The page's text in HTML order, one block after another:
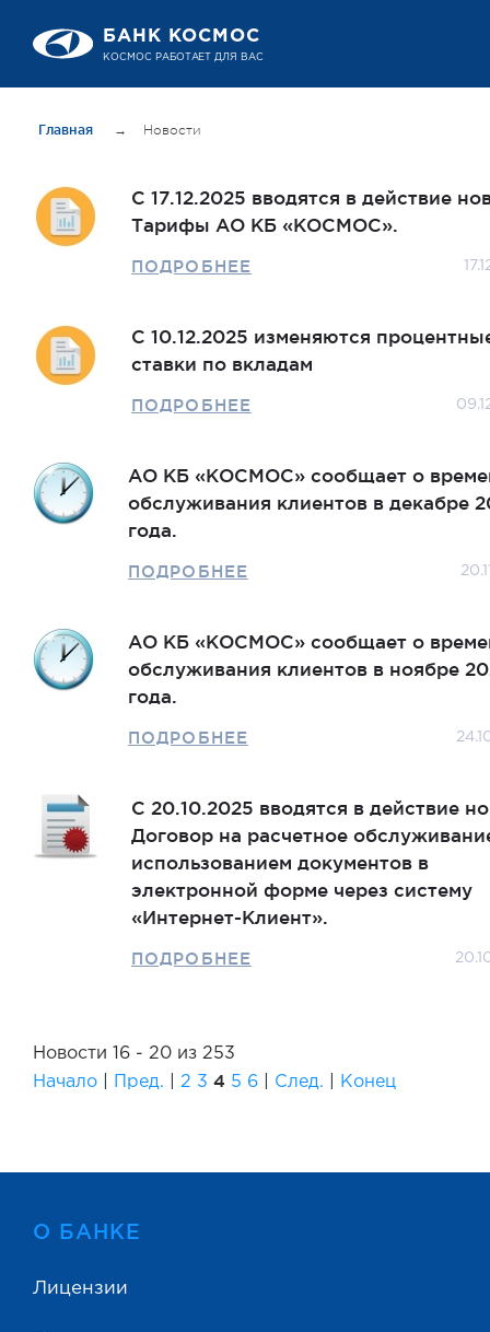
БАНК КОСМОС
Главная → Новости
С 17.12.2025 вводятся в действие
Тарифы АО КБ «КОСМОС».
ПОДРОБНЕЕ
С 10.12.2025 изменяются
ставки по вкладам
ПОДРОБНЕЕ
АО КБ «КОСМОС» сообщает о
обслуживания клиентов в декабре
года.
ПОДРОБНЕЕ
АО КБ «КОСМОС» сообщает о
обслуживания клиентов в ноябре
года.
ПОДРОБНЕЕ
С 20.10.2025 вводятся в действие
Договор на расчетное
использованием документов в
электронной форме через систему
«Интернет-Клиент».
ПОДРОБНЕЕ
Новости 16 - 20 из 253
Начало
Пред. 2 3 4 5 6 След. Конец
О БАНКЕ
Лицензии